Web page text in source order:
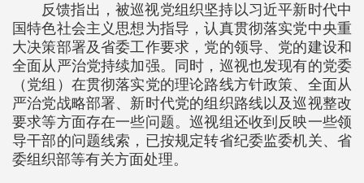
反馈指出，被巡视党组织坚持以习近平新时代中
国特色社会主义思想为指导，认真贯彻落实党中央重
大决策部署及省委工作要求，党的领导、党的建设和
全面从严治党持续加强。同时，巡视也发现有的党委
（党组）在贯彻落实党的理论路线方针政策、全面从
严治党战略部署、新时代党的组织路线以及巡视整改
要求等方面存在一些问题。巡视组还收到反映一些领
导干部的问题线索，已按规定转省纪委监委机关、省
委组织部等有关方面处理。